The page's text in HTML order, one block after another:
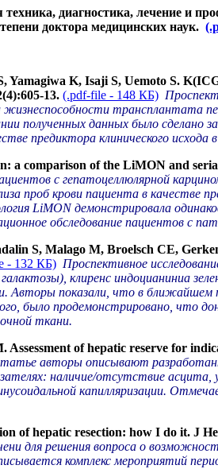
диагностика, лечение
доктора медицинских наук.
K, Isaji S, Uemoto S.
13. (.pdf-file - 148 КБ)
жизнеспособности
полученных данных было
предиктора клинического исхода
a comparison ofthe LiMON and
с гепатоцеллюлярной
проб крови пациента в качестве
LiMON демонстрировала
обследование пациентов с
S, Malago M, Broelsch CE,
- 132 КБ) Проспективное
клиренс индоцианиниа
Авторы показали, что в
было продемонстрировано, что
ткани.
of hepatic reserve for
авторы описывают
наличие/отсутствие асцита,
капилляризации.
of hepatic resection: how I do it. J
для решения вопроса о
комплекс мероприятий